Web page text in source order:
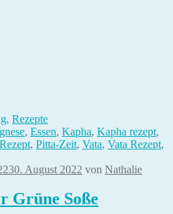
, Rezepte
, Essen, Kapha, Kapha rezept,
, Pitta-Zeit, Vata, Vata Rezept,
30. August 2022 von Nathalie
Grüne Soße